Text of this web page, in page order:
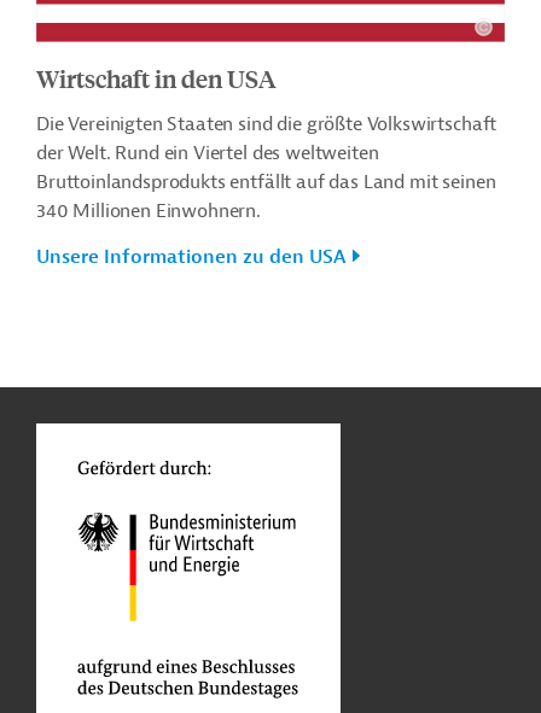
Wirtschaft in den USA
Die Vereinigten Staaten sind die größte Volkswirtschaft
der Welt. Rund ein Viertel des weltweiten
Bruttoinlandsprodukts entfällt auf das Land mit seinen
340 Millionen Einwohnern.
Unsere Informationen zu den USA